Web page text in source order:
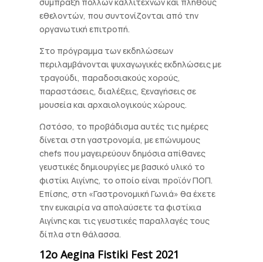
εθελοντών, που συντονίζονται από την
οργανωτική επιτροπή.
Στο πρόγραμμα των εκδηλώσεων
περιλαμβάνονται ψυχαγωγικές εκδηλώσεις με
τραγούδι, παραδοσιακούς χορούς,
παραστάσεις, διαλέξεις, ξεναγήσεις σε
μουσεία και αρχαιολογικούς χώρους.
Ωστόσο, το προβάδισμα αυτές τις ημέρες
δίνεται στη γαστρονομία, με επώνυμους
chefs που μαγειρεύουν δημόσια απίθανες
γευστικές δημιουργίες με βασικό υλικό το
φιστίκι Αιγίνης, το οποίο είναι προϊόν ΠΟΠ.
Επίσης, στη «Γαστρονομική Γωνιά» θα έχετε
την ευκαιρία να απολαύσετε τα φιστίκια
Αιγίνης και τις γευστικές παραλλαγές τους
δίπλα στη θάλασσα.
12ο Aegina Fistiki Fest 2021